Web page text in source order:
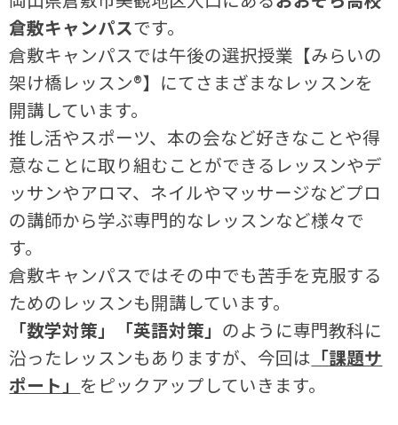
倉敷キャンパスです。
倉敷キャンパスでは午後の選択授業【みらいの
架け橋レッスン®】にてさまざまなレッスンを
開講しています。
推し活やスポーツ、本の会など好きなことや得
意なことに取り組むことができるレッスンやデ
ッサンやアロマ、ネイルやマッサージなどプロ
の講師から学ぶ専門的なレッスンなど様々で
す。
倉敷キャンパスではその中でも苦手を克服する
ためのレッスンも開講しています。
「数学対策」
「英語対策」 のように専門教科に
沿ったレッスンもありますが、今回は 「課題サ
ポート」 をピックアップしていきます。